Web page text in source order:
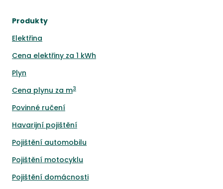
Produkty
Elektřina
Cena elektřiny za 1 kWh
Plyn
Cena plynu za m3
Povinné ručení
Havarijní pojištění
Pojištění automobilu
Pojištění motocyklu
Pojištění domácnosti